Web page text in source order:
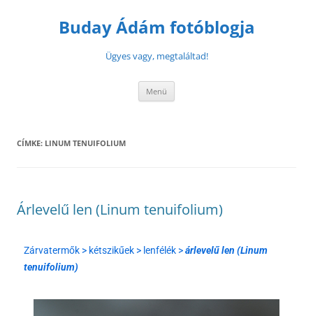
Buday Ádám fotóblogja
Ügyes vagy, megtaláltad!
Menü
CÍMKE: LINUM TENUIFOLIUM
Árlevelű len (Linum tenuifolium)
Zárvatermők > kétszikűek > lenfélék >árlevelű len (Linum
tenuifolium)